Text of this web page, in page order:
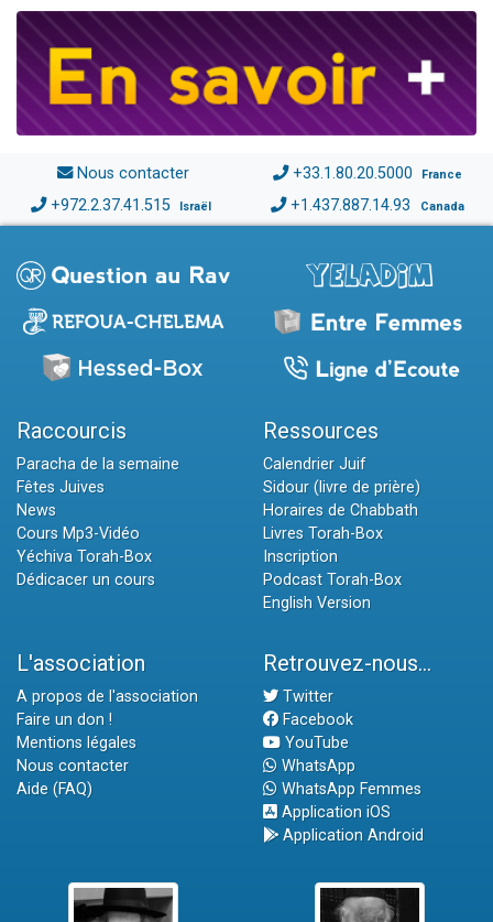
Nous contacter +33.1.80.20.5000 France
+972.2.37.41.515 Israël +1.437.887.14.93 Canada
Raccourcis
Paracha de la semaine
Fêtes Juives
News
Cours Mp3-Vidéo
Yéchiva Torah-Box
Dédicacer un cours
Ressources
Calendrier Juif
Sidour (livre de prière)
Horaires de Chabbath
Livres Torah-Box
Inscription
Podcast Torah-Box
English Version
L'association
A propos de l'association
Faire un don !
Mentions légales
Nous contacter
Aide (FAQ)
Retrouvez-nous...
Twitter
Facebook
YouTube
WhatsApp
WhatsApp Femmes
Application iOS
Application Android